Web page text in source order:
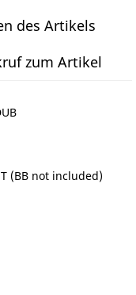
des Artikels
zum Artikel
(BB not included)